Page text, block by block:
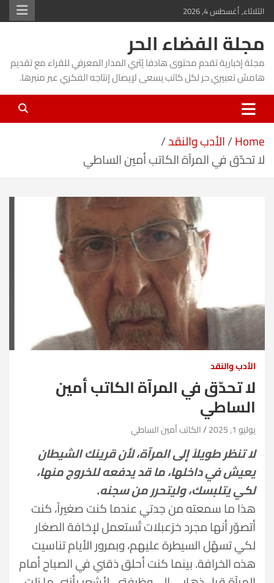
Skip
to
content
الثلاثاء, أغسطس 4, 2026
مجلة الفضاء الحر
مجلة إخبارية تقدم محتوى هادفا يُثري المدار المعرفي للقراء مع تقديم
هامش تعبيري حر لكل كاتب يسعى لإيصال إنتاجه الفكري عبر منبرها.
Home الأدب والنقد
لا تحدّق في المرآة الكاتب أمين الساطي
الأدب والنقد
لا تحدّق في المرآة الكاتب أمين
الساطي
يوليو 1, 2025 الكاتب أمين الساطي
لا تنظر طويلاً إلى المرآة، لأن قرينك الشيطان
يعيش في داخلها، ما قد يدفعه للخروج منها،
لكي يتلبسك، وليتحرر من سجنه.
هذا ما سمعته من جدتي عندما كنت صغيراً، كنت
أتصوّر أنها مجرد خزعبلات تُستعمل لإخافة الصغار
لكي تسهّل السيطرة عليهم، وبمرور الأيام تناسيت
هذه الخرافة. بينما كنت أحلق ذقني في الصباح أمام